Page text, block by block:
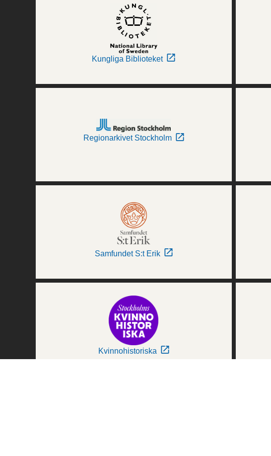
Kungliga Biblioteket
Regionarkivet Stockholm
Samfundet S:t Erik
Kvinnohistoriska